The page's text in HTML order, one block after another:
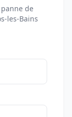
de
les-Bains